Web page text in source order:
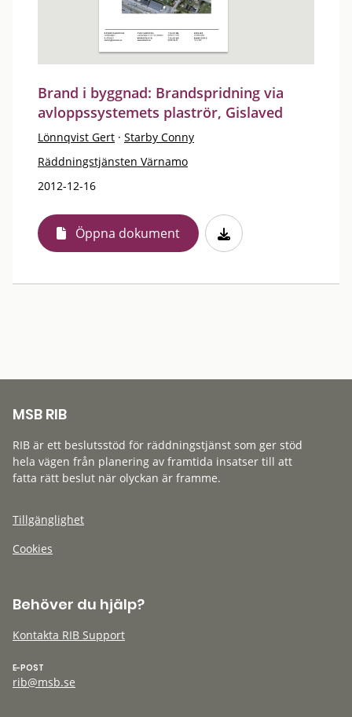
Brand i byggnad: Brandspridning via
avloppssystemets plaströr, Gislaved
Lönnqvist Gert · Starby Conny
Räddningstjänsten Värnamo
2012-12-16
Öppna dokument
MSB RIB
RIB är ett beslutsstöd för räddningstjänst som ger stöd
hela vägen från planering av framtida insatser till att
fatta rätt beslut när olyckan är framme.
Tillgänglighet
Cookies
Behöver du hjälp?
Kontakta RIB Support
E-POST
rib@msb.se